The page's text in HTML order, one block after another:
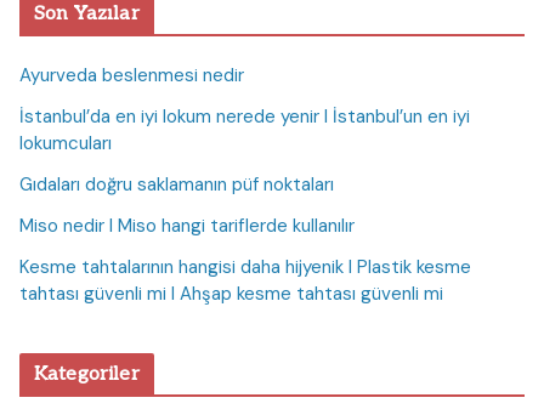
Son Yazılar
Ayurveda beslenmesi nedir
İstanbul’da en iyi lokum nerede yenir I İstanbul’un en iyi
lokumcuları
Gıdaları doğru saklamanın püf noktaları
Miso nedir I Miso hangi tariflerde kullanılır
Kesme tahtalarının hangisi daha hijyenik I Plastik kesme
tahtası güvenli mi I Ahşap kesme tahtası güvenli mi
Kategoriler